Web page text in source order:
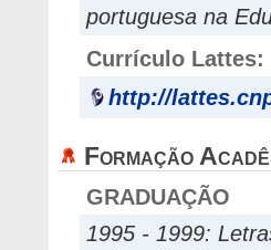
portuguesa na
Currículo Lattes:
http://
Formação
GRADUAÇÃO
1995 - 1999: